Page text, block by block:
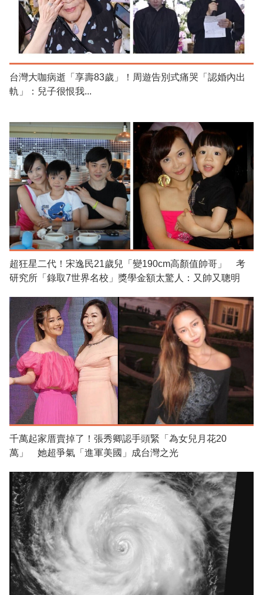
台灣大咖病逝「享壽83歲」！周遊告別式痛哭「認婚內出
軌」：兒子很恨我...
超狂星二代！宋逸民21歲兒「變190cm高顏值帥哥」 考
研究所「錄取7世界名校」獎學金額太驚人：又帥又聰明
千萬起家厝賣掉了！張秀卿認手頭緊「為女兒月花20
萬」 她超爭氣「進軍美國」成台灣之光